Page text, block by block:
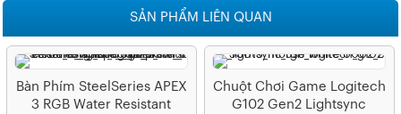
SẢN PHẨM LIÊN QUAN
Bàn Phím SteelSeries APEX
3 RGB Water Resistant
Chuột Chơi Game Logitech
G102 Gen2 Lightsync